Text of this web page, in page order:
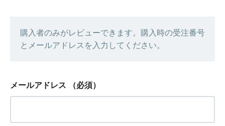
購入者のみがレビューできます。購入時の受注番号
とメールアドレスを入力してください。
メールアドレス （必須）